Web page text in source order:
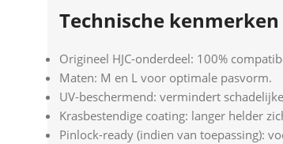
Technische kenmerken
Origineel HJC-onderdeel: 100%
Maten: M en L voor optimale pasvorm.
UV-beschermend: vermindert
Krasbestendige coating: langer helder
Pinlock-ready (indien van toepassing):